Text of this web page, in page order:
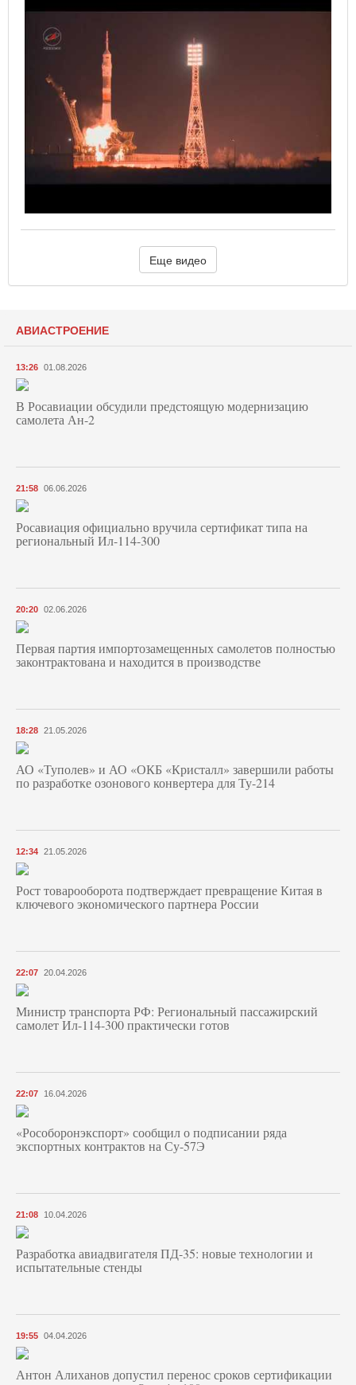
Еще видео
АВИАСТРОЕНИЕ
13:26 01.08.2026
В Росавиации обсудили предстоящую модернизацию
самолета Ан-2
21:58 06.06.2026
Росавиация официально вручила сертификат типа на
региональный Ил-114-300
20:20 02.06.2026
Первая партия импортозамещенных самолетов полностью
законтрактована и находится в производстве
18:28 21.05.2026
АО «Туполев» и АО «ОКБ «Кристалл» завершили работы
по разработке озонового конвертера для Ту-214
12:34 21.05.2026
Рост товарооборота подтверждает превращение Китая в
ключевого экономического партнера России
22:07 20.04.2026
Министр транспорта РФ: Региональный пассажирский
самолет Ил-114-300 практически готов
22:07 16.04.2026
«Рособоронэкспорт» сообщил о подписании ряда
экспортных контрактов на Су-57Э
21:08 10.04.2026
Разработка авиадвигателя ПД-35: новые технологии и
испытательные стенды
19:55 04.04.2026
Антон Алиханов допустил перенос сроков сертификации